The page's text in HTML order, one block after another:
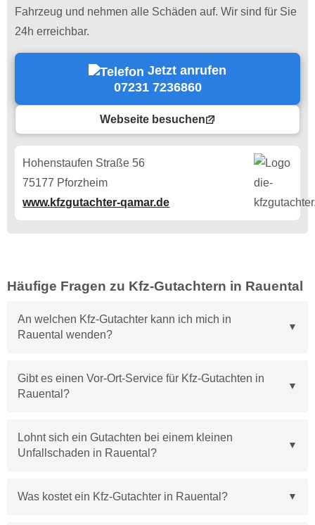
Fahrzeug und nehmen alle Schäden auf. Wir sind für Sie
24h erreichbar.
Jetzt anrufen
07231 7236860
Webseite besuchen
Hohenstaufen Straße 56
75177 Pforzheim
www.kfzgutachter-qamar.de
Häufige Fragen zu Kfz-Gutachtern in Rauental
An welchen Kfz-Gutachter kann ich mich in
Rauental wenden?
Gibt es einen Vor-Ort-Service für Kfz-Gutachten in
Rauental?
Lohnt sich ein Gutachten bei einem kleinen
Unfallschaden in Rauental?
Was kostet ein Kfz-Gutachter in Rauental?